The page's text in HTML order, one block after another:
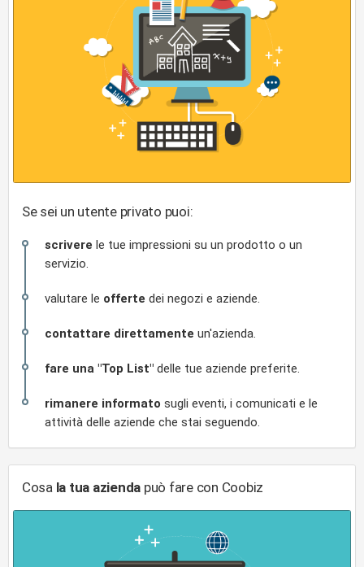
Se sei un utente privato puoi:
scrivere le tue impressioni su un prodotto o un
servizio.
valutare le offerte dei negozi e aziende.
contattare direttamente un'azienda.
fare una "Top List" delle tue aziende preferite.
rimanere informato sugli eventi, i comunicati e le
attività delle aziende che stai seguendo.
Cosa la tua azienda può fare con Coobiz